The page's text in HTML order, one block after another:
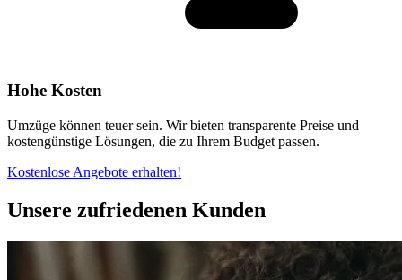
Hohe Kosten
Umzüge können teuer sein. Wir bieten transparente Preise und
kostengünstige Lösungen, die zu Ihrem Budget passen.
Kostenlose Angebote erhalten!
Unsere zufriedenen Kunden